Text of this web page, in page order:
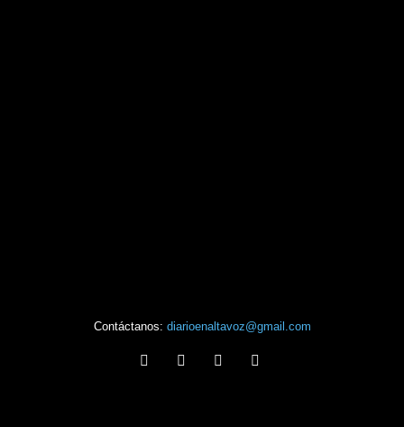
Contáctanos: diarioenaltavoz@gmail.com